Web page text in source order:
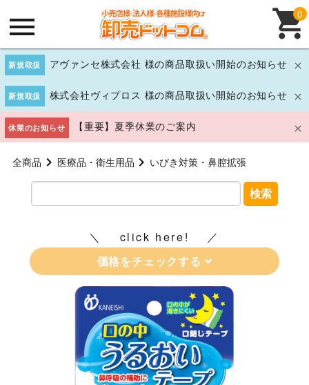
新規取扱 アヴァンセ株式会社 様の商品取扱い開始のお知らせ
新規取扱 株式会社ヴィプロス 様の商品取扱い開始のお知らせ
休業のお知らせ 【重要】夏季休業のご案内
0
全商品 医療品・衛生用品 いびき対策・鼻腔拡張
検索
click here!
価格をチェックする